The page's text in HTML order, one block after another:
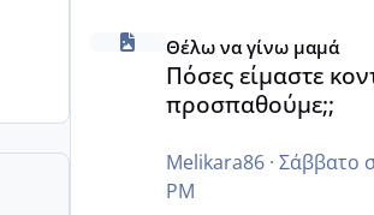
Πόσες είμαστε κοντά 40 και
Θέλω να γίνω μαμά
Πόσες είμαστε
προσπαθούμε;;
Melikara86· Σάββατο
PM